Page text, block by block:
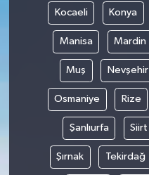
Kocaeli Konya
Manisa Mardin
Muş Nevşehir
Osmaniye Rize
Şanlıurfa Siirt
Şırnak Tekirdağ